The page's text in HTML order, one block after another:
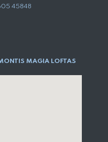
45848
MAGIA LOFTAS